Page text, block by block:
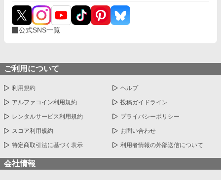
公式SNS一覧
ご利用について
利用規約 ヘルプ
アルファコイン利用規約 投稿ガイドライン
レンタルサービス利用規約 プライバシーポリシー
スコア利用規約 お問い合わせ
特定商取引法に基づく表示 利用者情報の外部送信について
会社情報